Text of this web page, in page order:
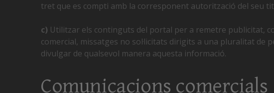
tret que es compti amb la corresponent autorització del seu
c) Utilitzar els continguts del portal per a remetre publicitat,
comercial, missatges no sol·licitats dirigits a una pluralitat de
divulgar de qualsevol manera aquesta informació.
Comunicacions comercials